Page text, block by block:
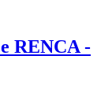
RENCA -